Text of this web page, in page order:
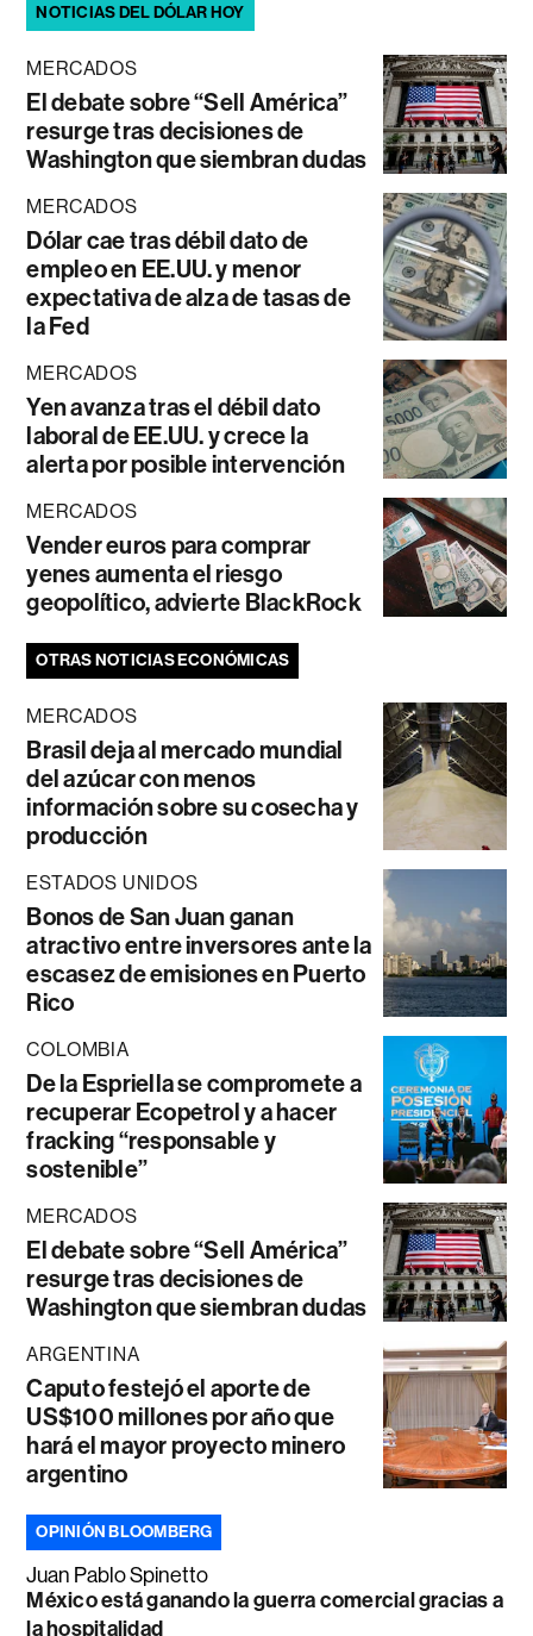
NOTICIAS DEL DÓLAR HOY
MERCADOS
El debate sobre “Sell América”
resurge tras decisiones de
Washington que siembran dudas
MERCADOS
Dólar cae tras débil dato de
empleo en EE.UU. y menor
expectativa de alza de tasas de
la Fed
MERCADOS
Yen avanza tras el débil dato
laboral de EE.UU. y crece la
alerta por posible intervención
MERCADOS
Vender euros para comprar
yenes aumenta el riesgo
geopolítico, advierte BlackRock
OTRAS NOTICIAS ECONÓMICAS
MERCADOS
Brasil deja al mercado mundial
del azúcar con menos
información sobre su cosecha y
producción
ESTADOS UNIDOS
Bonos de San Juan ganan
atractivo entre inversores ante la
escasez de emisiones en Puerto
Rico
COLOMBIA
De la Espriella se compromete a
recuperar Ecopetrol y a hacer
fracking “responsable y
sostenible”
MERCADOS
El debate sobre “Sell América”
resurge tras decisiones de
Washington que siembran dudas
ARGENTINA
Caputo festejó el aporte de
US$100 millones por año que
hará el mayor proyecto minero
argentino
OPINIÓN BLOOMBERG
Juan Pablo Spinetto
México está ganando la guerra comercial gracias a
la hospitalidad